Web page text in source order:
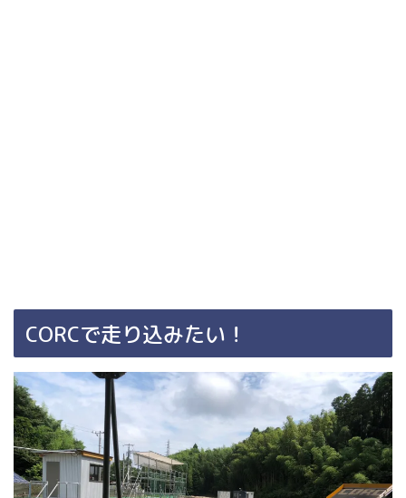
CORCで走り込みたい！